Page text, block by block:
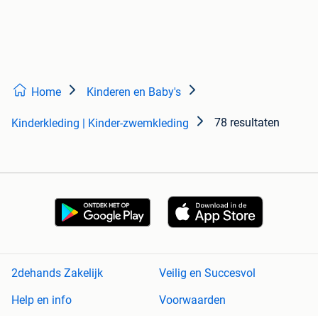
Home Kinderen en Baby's
Kinderkleding | Kinder-zwemkleding 78 resultaten
2dehands Zakelijk
Veilig en Succesvol
Help en info
Voorwaarden